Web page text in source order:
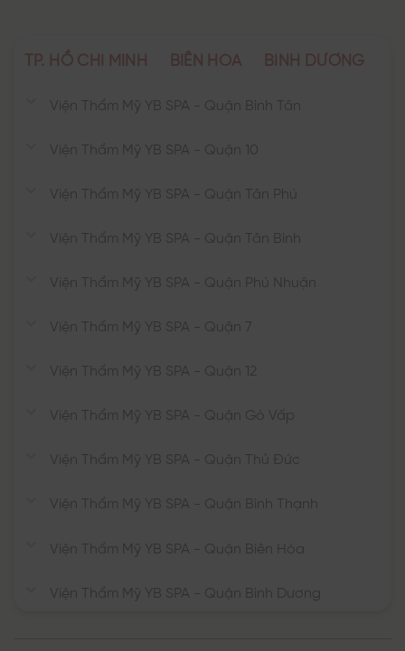
TP. HỒ CHÍ MINH BIÊN HÒA BÌNH DƯƠNG
Viện Thẩm Mỹ YB SPA - Quận Bình Tân
Viện Thẩm Mỹ YB SPA - Quận 10
Viện Thẩm Mỹ YB SPA - Quận Tân Phú
Viện Thẩm Mỹ YB SPA - Quận Tân Bình
Viện Thẩm Mỹ YB SPA - Quận Phú Nhuận
Viện Thẩm Mỹ YB SPA - Quận 7
Viện Thẩm Mỹ YB SPA - Quận 12
Viện Thẩm Mỹ YB SPA - Quận Gò Vấp
Viện Thẩm Mỹ YB SPA - Quận Thủ Đức
Viện Thẩm Mỹ YB SPA - Quận Bình Thạnh
Viện Thẩm Mỹ YB SPA - Quận Biên Hòa
Viện Thẩm Mỹ YB SPA - Quận Bình Dương